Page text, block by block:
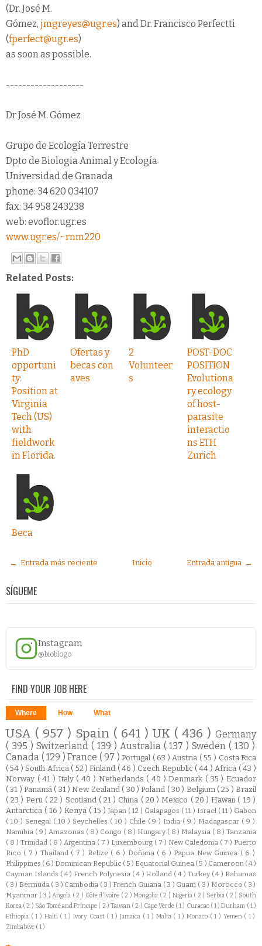
(Dr. José M.
Gómez, jmgreyes@ugr.es) and Dr. Francisco Perfectti
(fperfect@ugr.es)
as soon as possible.
-------------------
Dr José M. Gómez
Grupo de Ecología Terrestre
Dpto de Biologia Animal y Ecología
Universidad de Granada
phone: 34 620 034107
fax: 34 958 243238
web: evoflor.ugr.es
www.ugr.es/~rnm220
Related Posts:
PhD
opportuni
ty:
Position at
Virginia
Tech (US)
with
fieldwork
in Florida.
Ofertas y
becas con
aves
2
Volunteer
s
POST-DOC
POSITION
Evolutiona
ry ecology
of host-
parasite
interactio
ns ETH
Zurich
Beca
← Entrada más reciente Entrada antigua →
Inicio
SÍGUEME
Instagram
@bioblogo
FIND YOUR JOB HERE
Where How What
USA ( 957 ) Spain ( 641 )UK ( 436 )Germany
( 395 ) Switzerland ( 139 ) Australia ( 137 )Sweden( 130 )
Canada ( 129 )France ( 97 )Portugal ( 63 ) Austria ( 55 ) Costa Rica
( 54 ) South Africa ( 52 )Finland ( 46 ) Czech Republic ( 44 ) Africa ( 43 )
Norway ( 41 ) Italy ( 40 ) Netherlands ( 40 )Denmark ( 35 ) Ecuador
( 31 )Panamá ( 31 ) New Zealand ( 30 )Poland ( 30 ) Belgium ( 25 )Brazil
( 23 ) Peru ( 22 ) Scotland ( 21 ) China ( 20 ) Mexico ( 20 )Hawaii ( 19 )
Antarctica ( 16 ) Kenya ( 15 ) Japan ( 12 ) Galapagos ( 11 ) Israel ( 11 ) Gabon
( 10 ) Senegal ( 10 ) Seychelles ( 10 ) Chile ( 9 ) India ( 9 ) Madagascar ( 9 )
Namibia ( 9 ) Amazonas ( 8 ) Congo ( 8 ) Hungary ( 8 ) Malaysia ( 8 ) Tanzania
( 8 ) Trinidad ( 8 ) Argentina ( 7 ) Luxembourg ( 7 ) New Caledonia ( 7 ) Puerto
Rico ( 7 ) Thailand ( 7 ) Belize ( 6 ) Doñana ( 6 ) Papua New Guinea ( 6 )
Philippines ( 6 ) Dominican Republic ( 5 ) Equatorial Guinea ( 5 ) Cameroon ( 4 )
Cayman Islands ( 4 ) French Polynesia ( 4 ) Holland ( 4 ) Turkey ( 4 ) Bahamas
( 3 ) Bermuda ( 3 ) Cambodia ( 3 ) French Guiana ( 3 ) Guam ( 3 ) Morocco ( 3 )
Myanmar ( 3 )Angola ( 2 ) Côte d'Ivoire ( 2 )Mongolia ( 2 ) Nigeria ( 2 ) Serbia ( 2 ) South
Korea ( 2 ) São Tomé and Príncipe ( 2 ) Taiwan ( 2 ) Cape Verde ( 1 ) Curacao ( 1 )Durham ( 1 )
Ethiopia ( 1 ) Haiti ( 1 ) Ivory Coast ( 1 )Jamaica ( 1 ) Malta ( 1 )Monaco ( 1 ) Yemen ( 1 )
Zimbabwe ( 1 )